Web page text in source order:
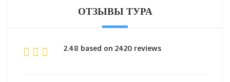
ОТЗЫВЫ ТУРА
2.48 based on 2420 reviews